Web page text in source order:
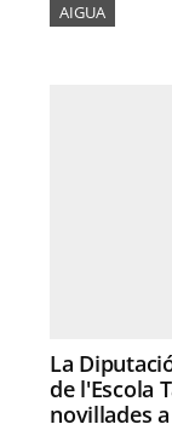
AIGUA
La
de l'Escola
novillades